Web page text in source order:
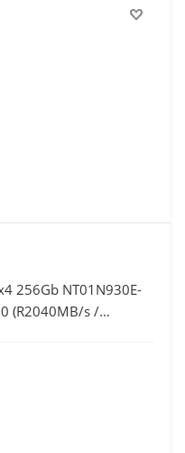
256Gb NT01N930E-
(R2040MB/s /